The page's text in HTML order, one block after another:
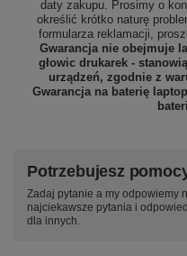
daty zakupu. Prosimy o
określić krótko naturę
formularza reklamacji,
Gwarancja nie obejmuje
głowic drukarek -
urządzeń, zgodnie z
Gwarancja na baterię
Potrzebujesz
Zadaj pytanie a my odpowiemy
najciekawsze pytania i
dla innych.